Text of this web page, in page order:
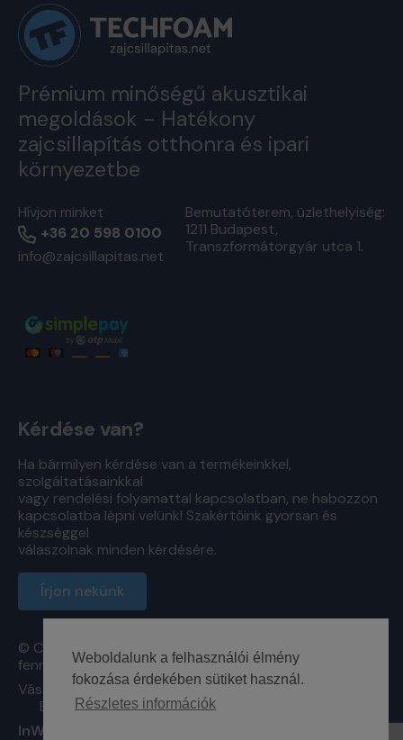
Weboldalunk a felhasználói élmény
fokozása érdekében sütiket használ.
Részletes információk
Prémium minőségű akusztikai
megoldások - Hatékony
zajcsillapítás otthonra és ipari
környezetbe
Hívjon minket
+36 20 598 0100
info@zajcsillapitas.net
Bemutatóterem, üzlethelyiség:
1211 Budapest,
Transzformátorgyár utca 1.
Kérdése van?
Ha bármilyen kérdése van a termékeinkkel,
szolgáltatásainkkal
vagy rendelési folyamattal kapcsolatban, ne habozzon
kapcsolatba lépni velünk! Szakértőink gyorsan és
készséggel
válaszolnak minden kérdésére.
Írjon nekünk
© Copyright - TechFoam Hungary Kft. Minden jog
fenntartva
Vásárlási feltételek
Adatvédelmi tájékoztató
Elállás a szerződéstől
InWeb